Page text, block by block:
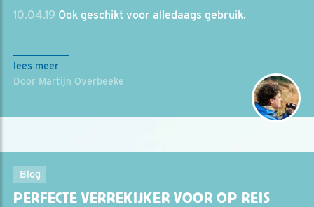
10.04.19 Ook geschikt voor alledaags gebruik.
lees meer
Door Martijn Overbeeke
Blog
PERFECTE VERREKIJKER VOOR OP REIS